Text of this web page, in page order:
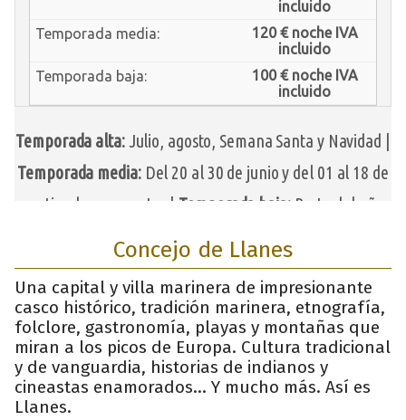
Concejo de Llanes
Una capital y villa marinera de impresionante
casco histórico, tradición marinera, etnografía,
folclore, gastronomía, playas y montañas que
miran a los picos de Europa. Cultura tradicional
y de vanguardia, historias de indianos y
cineastas enamorados... Y mucho más. Así es
Llanes.